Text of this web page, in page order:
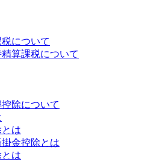
について
算課税について
除について
は
金控除とは
は